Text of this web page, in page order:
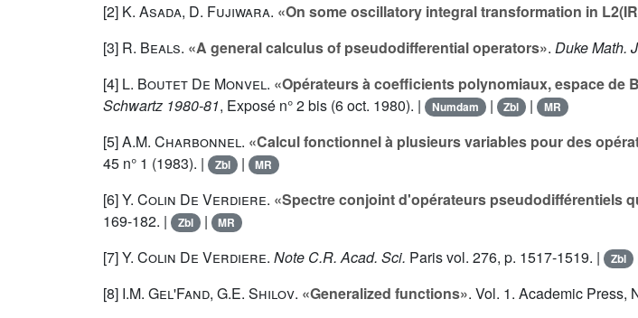
[2] K. Asada, D. Fujiwara. «On some oscillatory integral transformation in
[3] R. Beals. «A general calculus of pseudodifferential operators». Duke Math.
[4] L. Boutet De Monvel. «Opérateurs à coefficients polynomiaux, espace de
Schwartz 1980-81, Exposé n° 2 bis (6 oct. 1980). | Numdam | Zbl | MR
[5]A.M. Charbonnel. «Calcul fonctionnel à plusieurs variables pour des
45 n° 1 (1983). | Zbl | MR
[6]Y. Colin De Verdiere. «Spectre conjoint d'opérateurs pseudodifférentiels
169-182. |
Zbl | MR
[7]Y. Colin De Verdiere. Note C.R. Acad. Sci. Paris vol. 276, p. 1517-1519. | Zbl
[8] I.M. Gel'Fand, G.E. Shilov. «Generalized functions». Vol. 1. Academic Press,